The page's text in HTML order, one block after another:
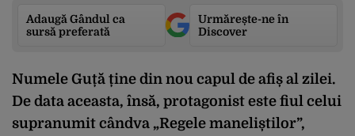
Adaugă Gândul ca
sursă preferată
Urmărește-ne în
Discover
Numele Guță ține din nou capul de afiș al zilei.
De data aceasta, însă, protagonist este fiul celui
supranumit cândva „Regele maneliștilor”,